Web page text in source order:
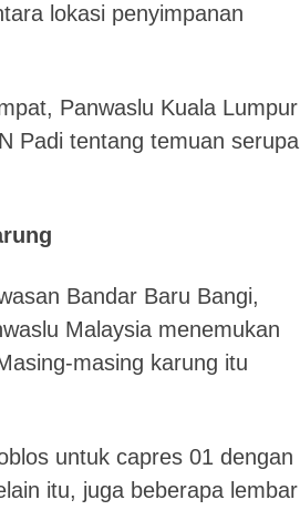
lokasi penyimpanan
Panwaslu Kuala Lumpur
Padi tentang temuan serupa
Bandar Baru Bangi,
Malaysia menemukan
masing karung itu
untuk capres 01 dengan
itu, juga beberapa lembar